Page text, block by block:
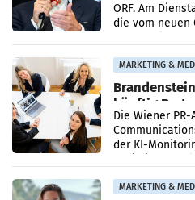
ORF. Am
die vom neuen
MARKETING &
künftig
Die Wiener
der KI-
MARKETING &